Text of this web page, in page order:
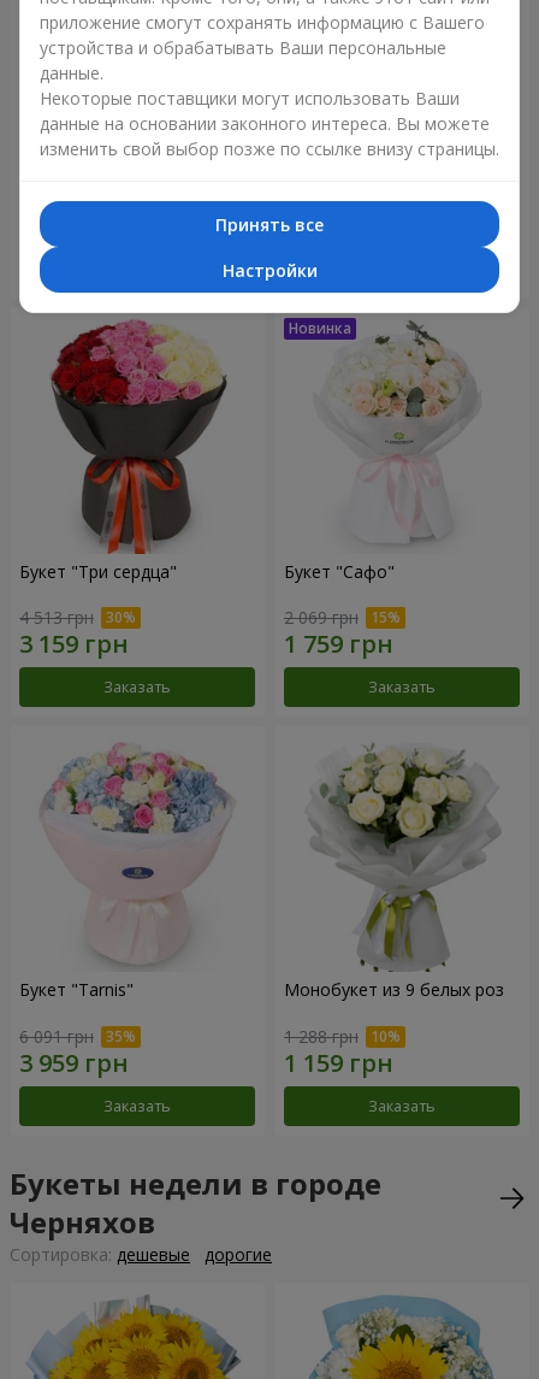
Букет "Reverence"
2 479 грн
Букет "Голубая сказка"
5 227 грн
Букет "Три сердца"
4 513 грн
Заказать
Букет "Сафо"
2 069 грн
Заказать
Букет "Tarnis"
6 091 грн
Заказать
Монобукет из 9 белых роз
1 288 грн
Заказать
Букеты недели в городе
Черняхов
Cортировка: дешевые дорогие
приложение смогут сохранять информацию с Вашего
устройства и обрабатывать Ваши персональные
данные.
Некоторые поставщики могут использовать Ваши
данные на основании законного интереса. Вы можете
изменить свой выбор позже по ссылке внизу страницы.
Принять все
Настройки